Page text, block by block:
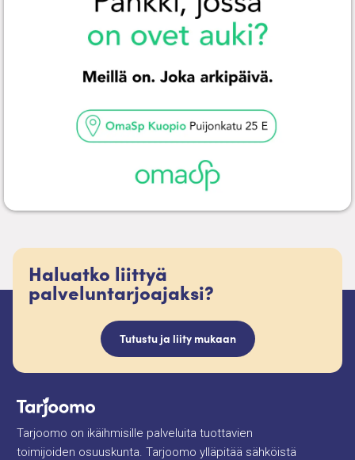
Haluatko liittyä
palveluntarjoajaksi?
Tutustu ja liity mukaan
Tarjoomo on ikäihmisille palveluita tuottavien
toimijoiden osuuskunta. Tarjoomo ylläpitää sähköistä